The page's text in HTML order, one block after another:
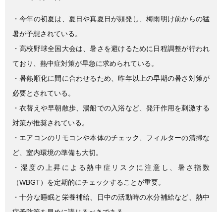
e
b
o
o
k
er
・今年の初夏は、夏日や真夏日が頻発し、梅雨明け前からの猛
暑が予想されている。
・高校野球全国大会は、暑さを避けるために日程調整が行われ
ており、熱中症対策が早急に求められている。
・暑熱順化に間に合わせるため、昨年以上の早期の暑さ対策が
必要とされている。
・衣替えや早朝散歩、湯船での入浴など、発汗作用を刺激する
対策が推奨されている。
・エアコンのリモコンや本体のチェック、フィルターの清掃な
ど、室内環境の準備も大切。
・湿度の上昇による熱中症リスクに注意し、暑さ指数
（WBGT）を定期的にチェックすることが重要。
・十分な睡眠と栄養補給、日中の活動時の水分補給など、熱中